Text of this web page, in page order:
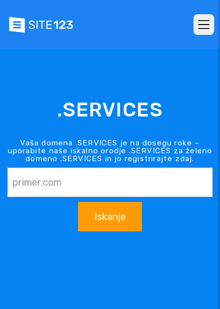
.SERVICES
Vaša domena .SERVICES je na dosegu roke –
uporabite naše iskalno orodje .SERVICES za želeno
domeno .SERVICES in jo registrirajte zdaj.
Iskanje